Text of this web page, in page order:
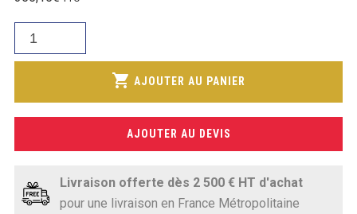
SOUBASSEMENT RÉFRIGÉRÉ
TABLE DE PRÉPARATION
TABLE DE PRÉPARATION COMPACTE
TABLE DE PRÉPARATION 700 / 800
SALADETTE COMPACTE
SALADETTE COMPACTE VITRÉE
initial
était :
427,57€.
actuel
est :
kilos
grammes
shopping_cart AJOUTER AU PANIER
AJOUTER AU DEVIS
Livraison offerte dès 2 500 € HT d'achat
pour une livraison en France Métropolitaine